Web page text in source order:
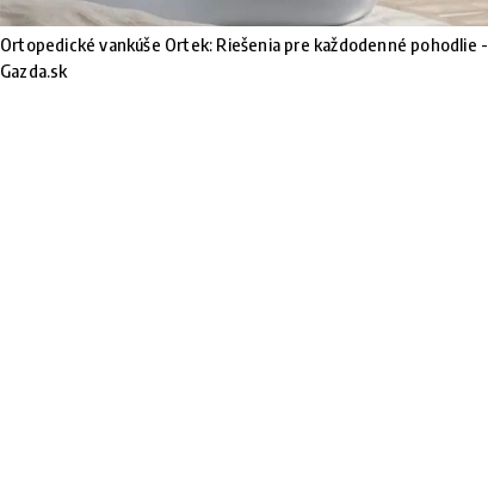
Ortopedické vankúše Ortek: Riešenia pre každodenné pohodlie -
Gazda.sk